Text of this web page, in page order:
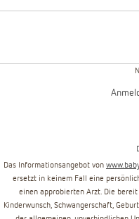
Das Informationsangebot von
ersetzt in keinem Fall eine
einen approbierten Arzt. Die
Kinderwunsch, Schwangerschaft,